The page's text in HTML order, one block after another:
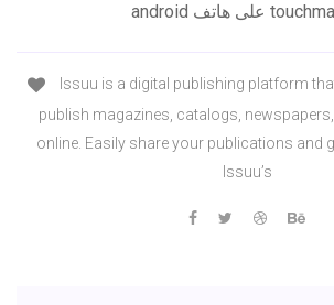
Issuu is a digital publishing platform
publish magazines, catalogs,
online. Easily share your publications and
Issuu’s